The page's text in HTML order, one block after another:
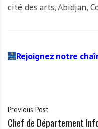
cité des arts, Abidjan,
Rejoignez notre
Previous Post
Chef de Département